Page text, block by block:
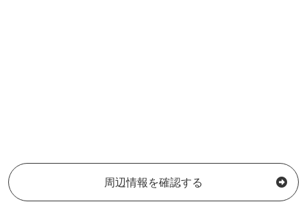
周辺情報を確認する